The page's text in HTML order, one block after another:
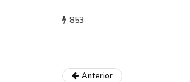
853
Anterior